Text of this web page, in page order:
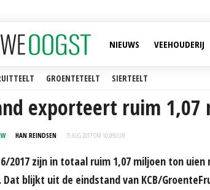
GROENTETEELT SIERTEELT
NIEUWS VEEHOUDERIJ
exporteert ruim
HAN REINDSEN 15 AUG 2017 OM 10:09UUR
2017 zijn in totaal ruim 1,07 miljoen ton uien
blijkt uit de eindstand van KCB/